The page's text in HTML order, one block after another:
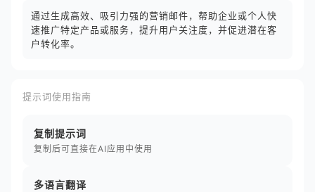
通过生成高效、吸引力强的营销邮件，帮助企业或个人快
速推广特定产品或服务，提升用户关注度，并促进潜在客
户转化率。
提示词使用指南
复制提示词
复制后可直接在AI应用中使用
多语言翻译